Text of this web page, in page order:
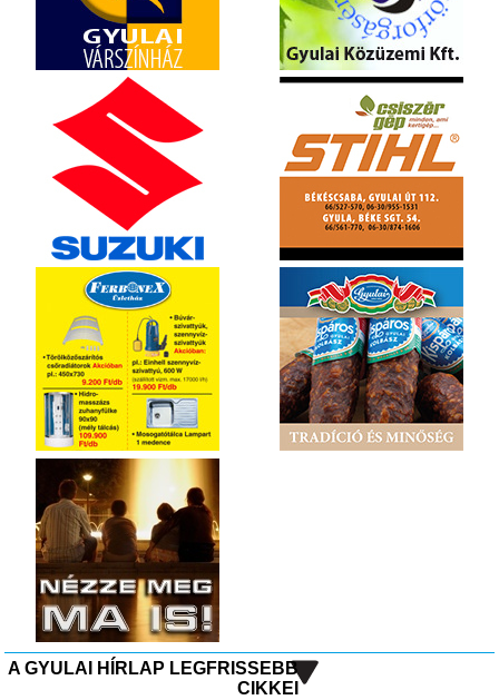
A GYULAI HÍRLAP LEGFRISSEBB
CIKKEI